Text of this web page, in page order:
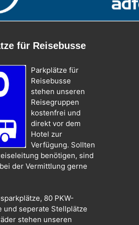
für Reisebusse
Parkplätze für
Reisebusse
stehen unseren
Reisegruppen
kostenfrei und
direkt vor dem
Hotel zur
Verfügung. Sollten
benötigen, sind
der Vermittlung gerne
80 PKW-
und seperate Stellplätze
stehen unseren